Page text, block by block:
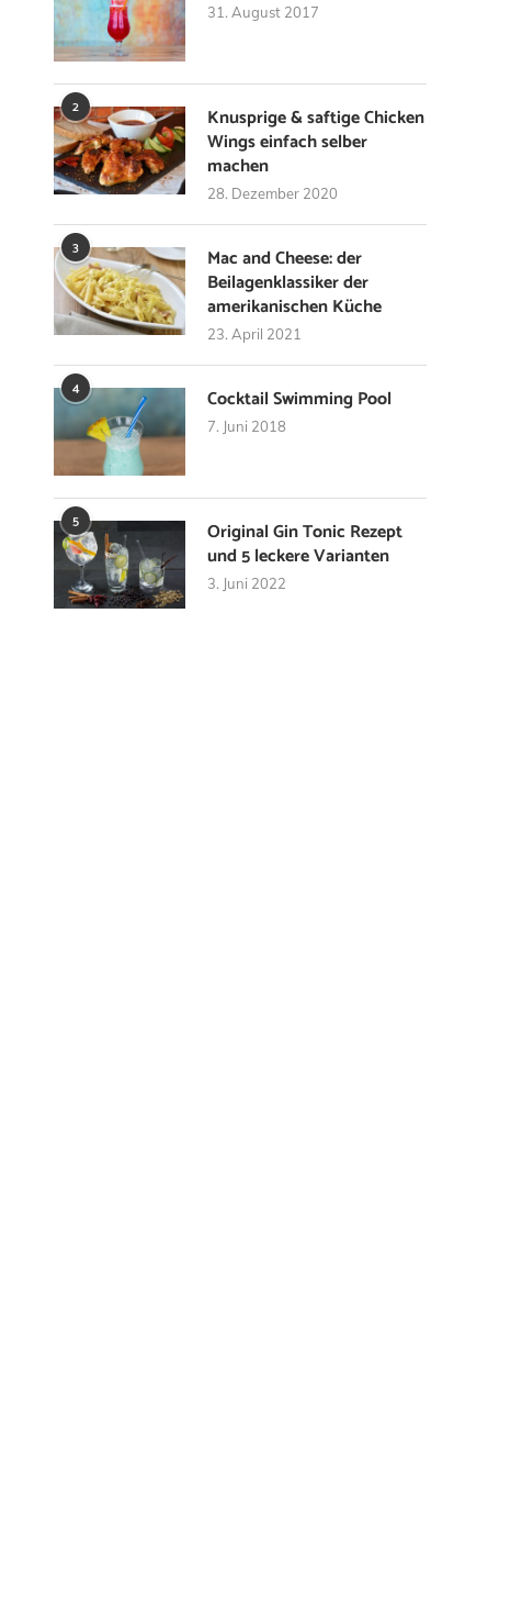
31. August 2017
2
Knusprige & saftige Chicken
Wings einfach selber
machen
28. Dezember 2020
3
Mac and Cheese: der
Beilagenklassiker der
amerikanischen Küche
23. April 2021
4 Cocktail Swimming Pool
7. Juni 2018
5
Original Gin Tonic Rezept
und 5 leckere Varianten
3. Juni 2022